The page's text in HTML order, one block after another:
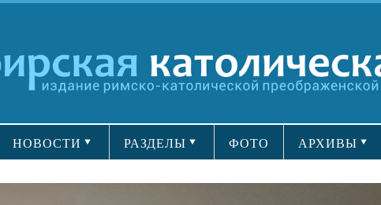
НОВОСТИ РАЗДЕЛЫ ФОТО АРХИВЫ